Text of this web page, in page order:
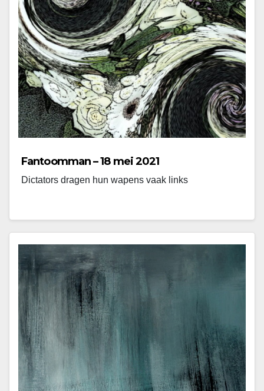
Fantoomman – 18 mei 2021
Dictators dragen hun wapens vaak links